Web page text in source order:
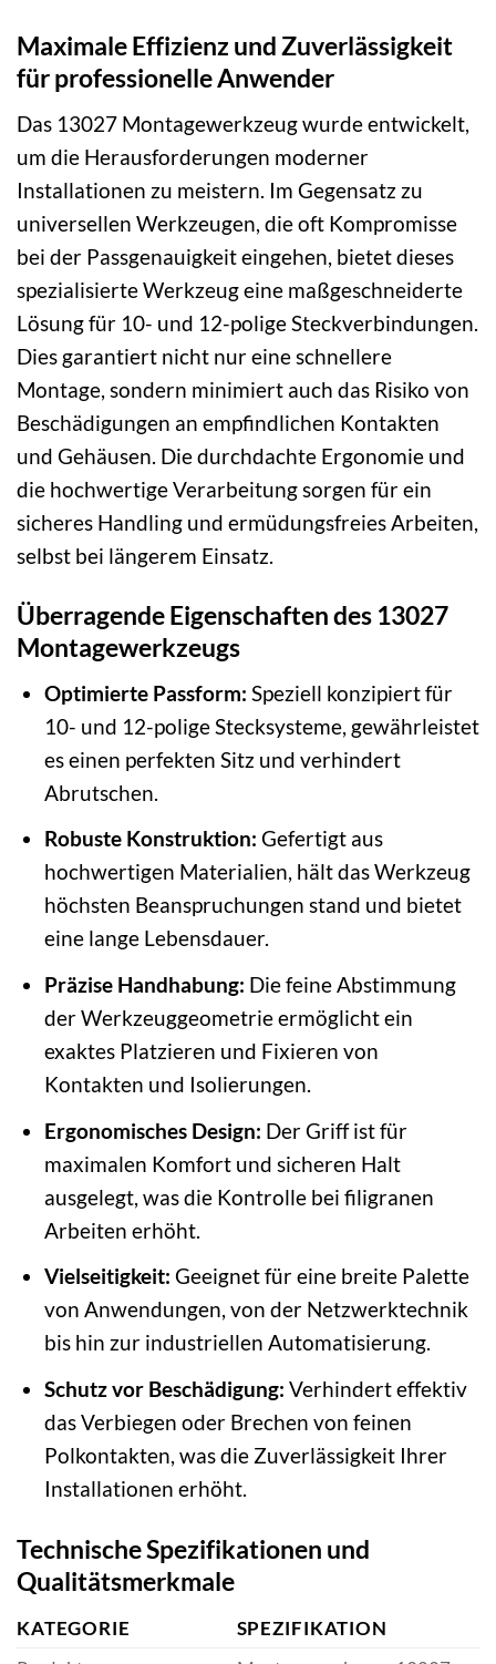
Maximale Effizienz und Zuverlässigkeit
für professionelle Anwender
Das 13027 Montagewerkzeug wurde entwickelt,
um die Herausforderungen moderner
Installationen zu meistern. Im Gegensatz zu
universellen Werkzeugen, die oft Kompromisse
bei der Passgenauigkeit eingehen, bietet dieses
spezialisierte Werkzeug eine maßgeschneiderte
Lösung für 10- und 12-polige Steckverbindungen.
Dies garantiert nicht nur eine schnellere
Montage, sondern minimiert auch das Risiko von
Beschädigungen an empfindlichen Kontakten
und Gehäusen. Die durchdachte Ergonomie und
die hochwertige Verarbeitung sorgen für ein
sicheres Handling und ermüdungsfreies Arbeiten,
selbst bei längerem Einsatz.
Überragende Eigenschaften des 13027
Montagewerkzeugs
Optimierte Passform: Speziell konzipiert für
10- und 12-polige Stecksysteme, gewährleistet
es einen perfekten Sitz und verhindert
Abrutschen.
Robuste Konstruktion: Gefertigt aus
hochwertigen Materialien, hält das Werkzeug
höchsten Beanspruchungen stand und bietet
eine lange Lebensdauer.
Präzise Handhabung: Die feine Abstimmung
der Werkzeuggeometrie ermöglicht ein
exaktes Platzieren und Fixieren von
Kontakten und Isolierungen.
Ergonomisches Design: Der Griff ist für
maximalen Komfort und sicheren Halt
ausgelegt, was die Kontrolle bei filigranen
Arbeiten erhöht.
Vielseitigkeit: Geeignet für eine breite Palette
von Anwendungen, von der Netzwerktechnik
bis hin zur industriellen Automatisierung.
Schutz vor Beschädigung: Verhindert effektiv
das Verbiegen oder Brechen von feinen
Polkontakten, was die Zuverlässigkeit Ihrer
Installationen erhöht.
Technische Spezifikationen und
Qualitätsmerkmale
KATEGORIE
SPEZIFIKATION